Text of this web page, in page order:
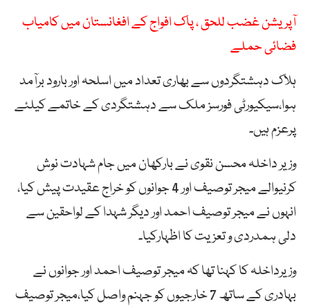
آپریشن غضب للحق ، پاک افواج کے افغانستان میں کامیاب
فضائی حملے
ہلاک دہشتگردوں سے بھاری تعداد میں اسلحہ اور بارود برآمد
ہوا،سیکیورٹی فورسز ملک سے دہشتگردی کے خاتمے کیلئے
پرعزم ہیں۔
وزیر داخلہ محسن نقوی نے بارکھان میں جام شہادت نوش
کرنیوالے میجر توصیف اور 4 جوانوں کو خراج عقیدت پیش کیا،
انہوں نے میجر توصیف احمد اور دیگر شہدا کے لواحقین سے
دلی ہمدردی و تعزیت کا اظہارکیا۔
وزیرداخلہ کا کہنا تھا کہ میجر توصیف احمد اور جوانوں نے
بہادری کے ساتھ 7 خارجیوں کو جہنم واصل کیا،میجر توصیف